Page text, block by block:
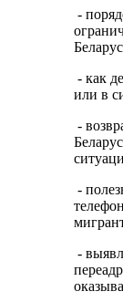
-
- как
или в
-
-
-